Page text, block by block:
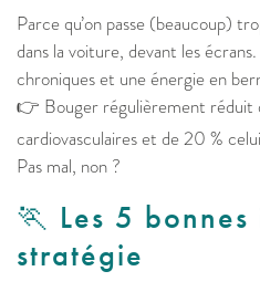
Parce qu’on passe (beaucoup)
dans la voiture, devant les
chroniques et une énergie en
👉 Bouger régulièrement réduit
cardiovasculaires et de 20 %
Pas mal, non ?
🏃 Les 5
stratégie